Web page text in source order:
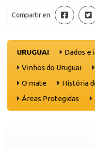
Compartir en
URUGUAI
Dados e
Vinhos do Uruguai
O mate
História
Áreas Protegidas